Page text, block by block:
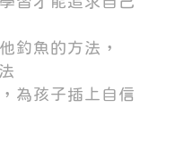
釣魚的方法，
為孩子插上自信